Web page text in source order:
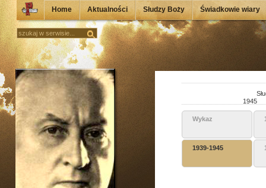
Home Aktualności Słudzy Boży Świadkowie wiary
1945
Wykaz
1939-1945